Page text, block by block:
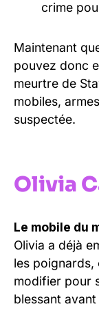
crime
Maintenant
pouvez donc
meurtre de
mobiles,
suspectée.
Olivia
Le mobile du
Olivia a déjà
les poignards,
modifier pour
blessant avant